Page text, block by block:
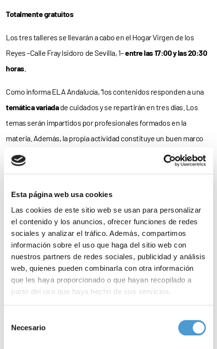
Esta página web usa cookies
Las cookies de este sitio web se usan para personalizar
el contenido y los anuncios, ofrecer funciones de redes
sociales y analizar el tráfico. Además, compartimos
información sobre el uso que haga del sitio web con
nuestros partners de redes sociales, publicidad y análisis
web, quienes pueden combinarla con otra información
que les haya proporcionado o que hayan recopilado a
partir del uso que haya hecho de sus servicios.
de cookies
Necesario
Totalmente gratuitos
Los tres talleres se llevarán a cabo en el Hogar Virgen de los
Reyes –Calle Fray Isidoro de Sevilla, 1–entre las 17:00 y las 20:30
horas.
Como informa ELA Andalucía, “los contenidos responden a una
temática variadade cuidados y se repartirán en tres días. Los
temas serán impartidos por profesionales formados en la
materia. Además, la propia actividad constituye un buen marco
de conocimiento por medio del intercambio de
experiencias
Igualmente, va a posibilitar la
con otros cuidadores y
apoyopara los cuidadores que en ellas participan”.
Paraconsultar el programade cada uno de los talleres,clica aquí
La asistencia a los talleres es totalmentegratuita, si bien dada la
limitación del número de plazas se requiereinscripción previa.
Parainscribirte en los talleres,clica aquí.
Pacientes. ¿Y la tuya?